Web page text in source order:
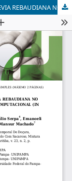
ANÁLISE DAS POSSÍVEIS ATIVIDADES DA STEVIA REBAUDIANA NO ORGANISMO HUMANO UTILIZANDO MODELO COMPUTACIONAL (IN SILICO)